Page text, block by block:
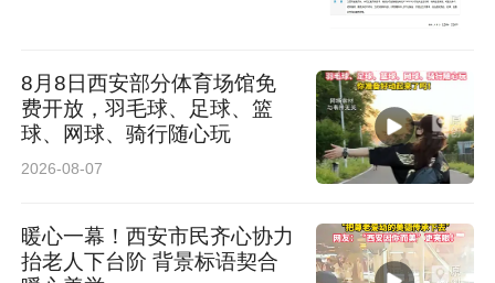
8月8日西安部分体育场馆免
费开放，羽毛球、足球、篮
球、网球、骑行随心玩
2026-08-07
暖心一幕！西安市民齐心协力
抬老人下台阶 背景标语契合